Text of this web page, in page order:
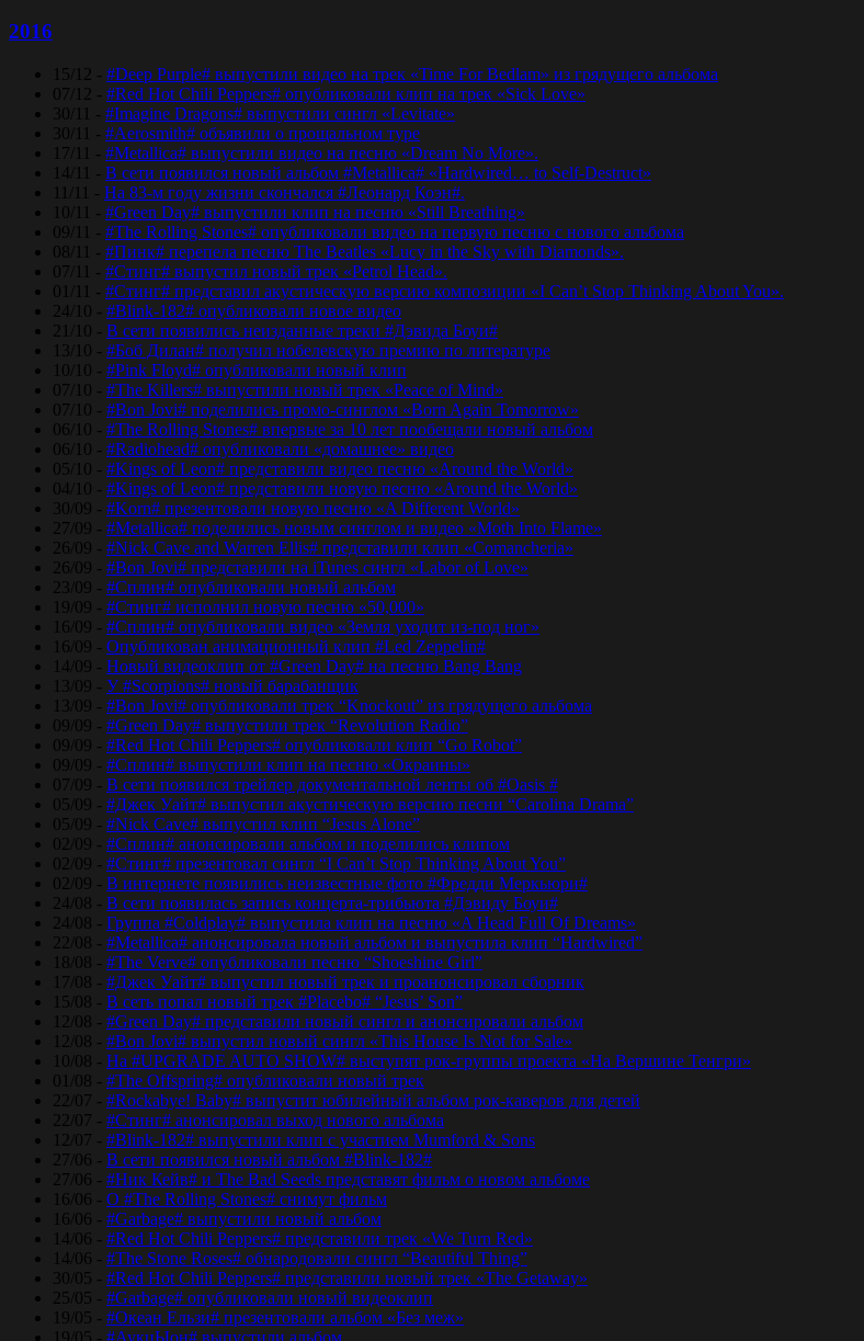
2016
15/12 - #Deep Purple# выпустили видео на трек «Time For Bedlam» из грядущего альбома
07/12 - #Red Hot Chili Peppers# опубликовали клип на трек «Sick Love»
30/11 - #Imagine Dragons# выпустили сингл «Levitate»
30/11 - #Aerosmith# объявили о прощальном туре
17/11 - #Metallica# выпустили видео на песню «Dream No More».
14/11 - В сети появился новый альбом #Metallica# «Hardwired… to Self-Destruct»
11/11 - На 83-м году жизни скончался #Леонард Коэн#.
10/11 - #Green Day# выпустили клип на песню «Still Breathing»
09/11 - #The Rolling Stones# опубликовали видео на первую песню с нового альбома
08/11 - #Пинк# перепела песню The Beatles «Lucy in the Sky with Diamonds».
07/11 - #Стинг# выпустил новый трек «Petrol Head».
01/11 - #Стинг# представил акустическую версию композиции «I Can’t Stop Thinking About You».
24/10 - #Blink-182# опубликовали новое видео
21/10 - В сети появились неизданные треки #Дэвида Боуи#
13/10 - #Боб Дилан# получил нобелевскую премию по литературе
10/10 - #Pink Floyd# опубликовали новый клип
07/10 - #The Killers# выпустили новый трек «Peace of Mind»
07/10 - #Bon Jovi# поделились промо-синглом «Born Again Tomorrow»
06/10 - #The Rolling Stones# впервые за 10 лет пообещали новый альбом
06/10 - #Radiohead# опубликовали «домашнее» видео
05/10 - #Kings of Leon# представили видео песню «Around the World»
04/10 - #Kings of Leon# представили новую песню «Around the World»
30/09 - #Korn# презентовали новую песню «A Different World»
27/09 - #Metallica# поделились новым синглом и видео «Moth Into Flame»
26/09 - #Nick Cave and Warren Ellis# представили клип «Comancheria»
26/09 - #Bon Jovi# представили на iTunes сингл «Labor of Love»
23/09 - #Сплин# опубликовали новый альбом
19/09 - #Стинг# исполнил новую песню «50,000»
16/09 - #Сплин# опубликовали видео «Земля уходит из-под ног»
16/09 - Опубликован анимационный клип #Led Zeppelin#
14/09 - Новый видеоклип от #Green Day# на песню Bang Bang
13/09 - У #Scorpions# новый барабанщик
13/09 - #Bon Jovi# опубликовали трек “Knockout” из грядущего альбома
09/09 - #Green Day# выпустили трек “Revolution Radio”
09/09 - #Red Hot Chili Peppers# опубликовали клип “Go Robot”
09/09 - #Сплин# выпустили клип на песню «Окраины»
07/09 - В сети появился трейлер документальной ленты об #Oasis #
05/09 - #Джек Уайт# выпустил акустическую версию песни “Carolina Drama”
05/09 - #Nick Cave# выпустил клип “Jesus Alone”
02/09 - #Сплин# анонсировали альбом и поделились клипом
02/09 - #Стинг# презентовал сингл “I Can’t Stop Thinking About You”
02/09 - В интернете появились неизвестные фото #Фредди Меркьюри#
24/08 - В сети появилась запись концерта-трибьюта #Дэвиду Боуи#
24/08 - Группа #Coldplay# выпустила клип на песню «A Head Full Of Dreams»
22/08 - #Metallica# анонсировала новый альбом и выпустила клип “Hardwired”
18/08 - #The Verve# опубликовали песню “Shoeshine Girl”
17/08 - #Джек Уайт# выпустил новый трек и проанонсировал сборник
15/08 - В сеть попал новый трек #Placebo# “Jesus’ Son”
12/08 - #Green Day# представили новый сингл и анонсировали альбом
12/08 - #Bon Jovi# выпустил новый сингл «This House Is Not for Sale»
10/08 - На #UPGRADE AUTO SHOW# выступят рок-группы проекта «На Вершине Тенгри»
01/08 - #The Offspring# опубликовали новый трек
22/07 - #Rockabye! Baby# выпустит юбилейный альбом рок-каверов для детей
22/07 - #Стинг# анонсировал выход нового альбома
12/07 - #Blink-182# выпустили клип с участием Mumford & Sons
27/06 - В сети появился новый альбом #Blink-182#
27/06 - #Ник Кейв# и The Bad Seeds представят фильм о новом альбоме
16/06 - О #The Rolling Stones# снимут фильм
16/06 - #Garbage# выпустили новый альбом
14/06 - #Red Hot Chili Peppers# представили трек «We Turn Red»
14/06 - #The Stone Roses# обнародовали сингл “Beautiful Thing”
30/05 - #Red Hot Chili Peppers# представили новый трек «The Getaway»
25/05 - #Garbage# опубликовали новый видеоклип
19/05 - #Океан Ельзи# презентовали альбом «Без меж»
19/05 - #АукцЫон# выпустили альбом